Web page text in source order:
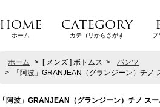
HOME
ホーム
CATEGORY
カテゴリからさがす ブ
ホーム > [ メンズ ] ボトムス >
パンツ
>
「阿波」GRANJEAN（グランジーン）チ
「阿波」GRANJEAN（グランジーン）チノ